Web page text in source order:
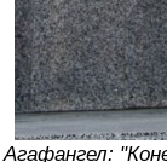
Агафангел: